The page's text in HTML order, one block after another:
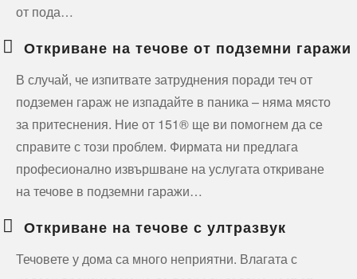
от пода…
Откриване на течове от подземни гаражи
В случай, че изпитвате затруднения поради теч от
подземен гараж не изпадайте в паника – няма място
за притеснения. Ние от 151® ще ви помогнем да се
справите с този проблем. Фирмата ни предлага
професионално извършване на услугата откриване
на течове в подземни гаражи…
Откриване на течове с ултразвук
Течовете у дома са много неприятни. Влагата с